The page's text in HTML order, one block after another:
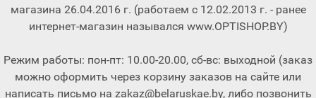
магазина 26.04.2016 г. (работаем с 12.02.2013 г. - ранее
интернет-магазин назывался www.OPTISHOP.BY)
Режим работы: пон-пт: 10.00-20.00, сб-вс: выходной (заказ
можно оформить через корзину заказов на сайте или
написать письмо на zakaz@belaruskae.by, либо позвонить